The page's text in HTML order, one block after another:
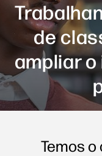
de
ampliar
Temos